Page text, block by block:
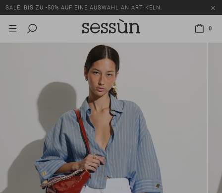
SALE: BIS ZU -50% AUF EINE AUSWAHL AN ARTIKELN.
0